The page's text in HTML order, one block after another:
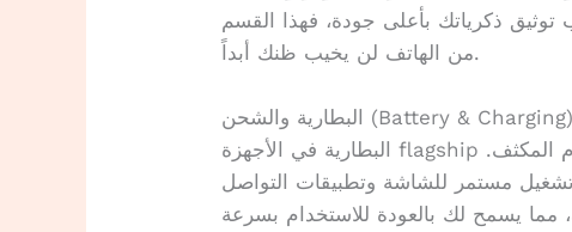
ذكرياتك بأعلى جودة، فهذا القسم
من الهاتف لن يخيب ظنك أبداً.
البطارية والشحن (Battery & Charging)
البطارية في الأجهزة flagship عادة ما تكون كافية ليوم كامل من الاستخدام المكثف.
تشغيل مستمر للشاشة وتطبيقات التواصل
يسمح لك بالعودة للاستخدام بسرعة